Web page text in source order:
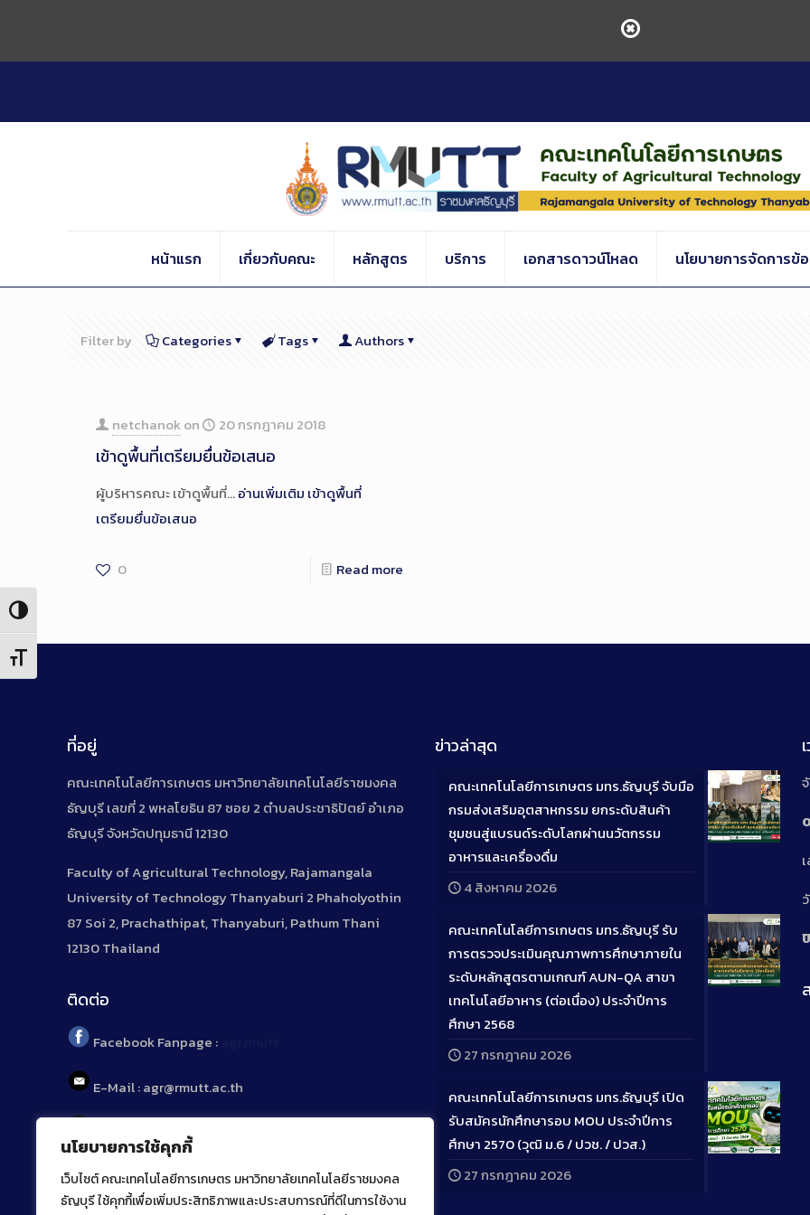
นโยบายการใช้คุกกี้
เว็บไซต์ คณะเทคโนโลยีการเกษตร มหาวิทยาลัยเทคโนโลยีราชมงคล
ธัญบุรี ใช้คุกกี้เพื่อเพิ่มประสิทธิภาพและประสบการณ์ที่ดีในการใช้งาน
Content
Toggle High Contrast
Toggle Font size
หน้าแรก เกี่ยวกับคณะ หลักสูตร บริการ เอกสารดาวน์โหลด นโยบายการจัดการข้
Filter by Categories Tags Authors
netchanokon 20 กรกฎาคม 2018
เข้าดูพื้นที่เตรียมยื่นข้อเสนอ
ผู้บริหารคณะ เข้าดูพื้นที่…อ่านเพิ่มเติม เข้าดูพื้นที่
เตรียมยื่นข้อเสนอ
0 Read more
ที่อยู่
คณะเทคโนโลยีการเกษตร มหาวิทยาลัยเทคโนโลยีราชมงคล
ธัญบุรี เลขที่ 2 พหลโยธิน 87 ซอย 2 ตำบลประชาธิปัตย์ อำเภอ
ธัญบุรี จังหวัดปทุมธานี 12130
Faculty of Agricultural Technology, Rajamangala
University of Technology Thanyaburi 2 Phaholyothin
87 Soi 2, Prachathipat, Thanyaburi, Pathum Thani
12130 Thailand
ติดต่อ
Facebook Fanpage :
E-Mail : agr@rmutt.ac.th
Tel : 02 592 1955
ข่าวล่าสุด
Long
คณะเทคโนโลยีการเกษตร มทร.ธัญบุรี จับมือ
กรมส่งเสริมอุตสาหกรรม ยกระดับสินค้า
ชุมชนสู่แบรนด์ระดับโลกผ่านนวัตกรรม
อาหารและเครื่องดื่ม
4 สิงหาคม 2026
Long
คณะเทคโนโลยีการเกษตร มทร.ธัญบุรี รับ
การตรวจประเมินคุณภาพการศึกษาภายใน
ระดับหลักสูตรตามเกณฑ์ AUN-QA สาขา
เทคโนโลยีอาหาร (ต่อเนื่อง) ประจำปีการ
ศึกษา 2568
27 กรกฎาคม 2026
Long
คณะเทคโนโลยีการเกษตร มทร.ธัญบุรี เปิด
รับสมัครนักศึกษารอบ MOU ประจำปีการ
ศึกษา 2570 (วุฒิ ม.6 / ปวช. / ปวส.)
27 กรกฎาคม 2026